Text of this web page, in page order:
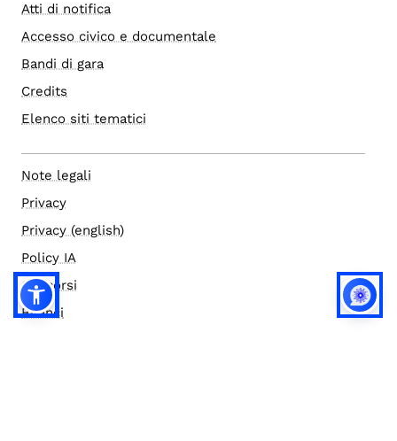
Atti di notifica
Accesso civico e documentale
Bandi di gara
Credits
Elenco siti tematici
Note legali
Privacy
Privacy (english)
Policy IA
Concorsi
Bilanci